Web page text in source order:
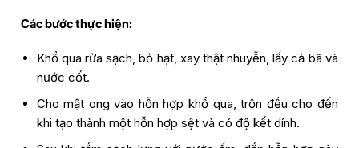
Các bước thực hiện:
Khổ qua rửa sạch, bỏ hạt, xay thật nhuyễn, lấy cả bã và
nước cốt.
Cho mật ong vào hỗn hợp khổ qua, trộn đều cho đến
khi tạo thành một hỗn hợp sệt và có độ kết dính.